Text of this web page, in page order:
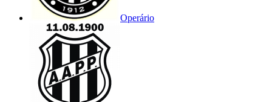
Operário